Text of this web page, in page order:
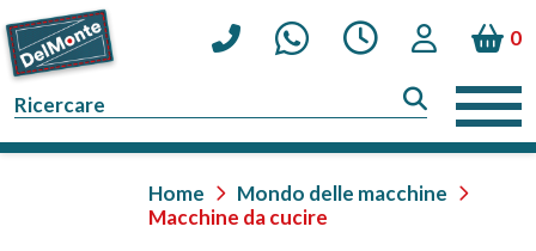
0
Home
Mondo delle macchine
Macchine da cucire